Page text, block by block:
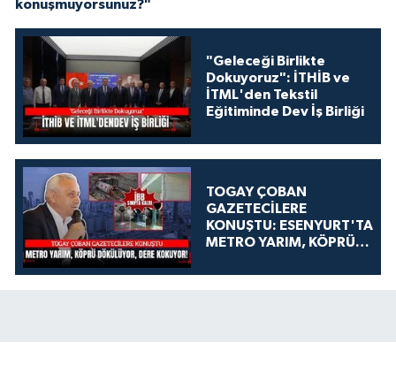
konuşmuyorsunuz?"
"Geleceği Birlikte
Dokuyoruz": İTHİB ve
İTML'den Tekstil
Eğitiminde Dev İş Birliği
TOGAY ÇOBAN
GAZETECİLERE
KONUŞTU: ESENYURT'TA
METRO YARIM, KÖPRÜ
KOKUYOR!